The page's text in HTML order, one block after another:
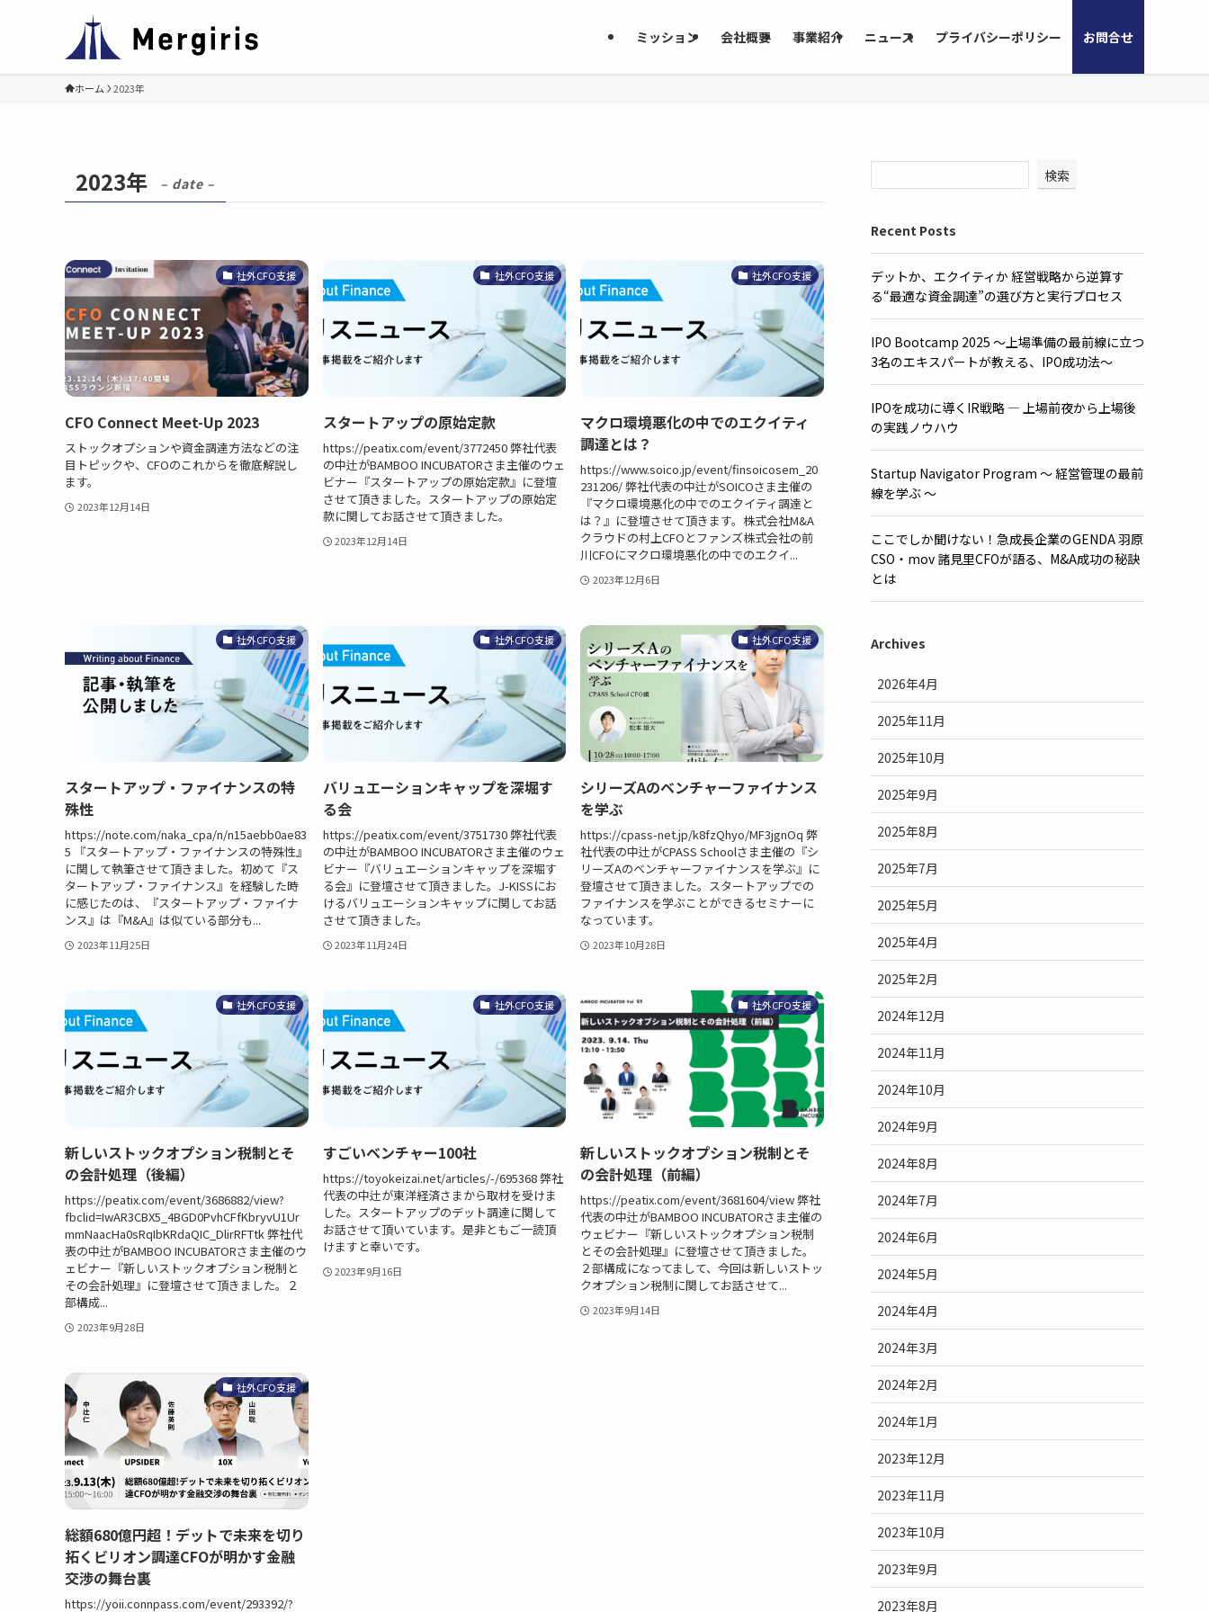
ミッション 会社概要 事業紹介 ニュース プライバシーポリシー お問合せ
ホーム 2023年
2023年 – date –
社外CFO支援
CFO Connect Meet-Up 2023
ストックオプションや資金調達方法などの注
目トピックや、CFOのこれからを徹底解説し
ます。
2023年12月14日
社外CFO支援
スタートアップの原始定款
https://peatix.com/event/3772450 弊社代表
の中辻がBAMBOO INCUBATORさま主催のウェ
ビナー『スタートアップの原始定款』に登壇
させて頂きました。スタートアップの原始定
款に関してお話させて頂きました。
2023年12月14日
社外CFO支援
マクロ環境悪化の中でのエクイティ
調達とは？
https://www.soico.jp/event/finsoicosem_20
231206/ 弊社代表の中辻がSOICOさま主催の
『マクロ環境悪化の中でのエクイティ調達と
は？』に登壇させて頂きます。株式会社M&A
クラウドの村上CFOとファンズ株式会社の前
川CFOにマクロ環境悪化の中でのエクイ...
2023年12月6日
社外CFO支援
スタートアップ・ファイナンスの特
殊性
https://note.com/naka_cpa/n/n15aebb0ae83
5 『スタートアップ・ファイナンスの特殊性』
に関して執筆させて頂きました。初めて『ス
タートアップ・ファイナンス』を経験した時
に感じたのは、『スタートアップ・ファイナ
ンス』は『M&A』は似ている部分も...
2023年11月25日
社外CFO支援
バリュエーションキャップを深堀す
る会
https://peatix.com/event/3751730 弊社代表
の中辻がBAMBOO INCUBATORさま主催のウェ
ビナー『バリュエーションキャップを深堀す
る会』に登壇させて頂きました。J-KISSにお
けるバリュエーションキャップに関してお話
させて頂きました。
2023年11月24日
社外CFO支援
シリーズAのベンチャーファイナンス
を学ぶ
https://cpass-net.jp/k8fzQhyo/MF3jgnOq 弊
社代表の中辻がCPASS Schoolさま主催の『シ
リーズAのベンチャーファイナンスを学ぶ』に
登壇させて頂きました。スタートアップでの
ファイナンスを学ぶことができるセミナーに
なっています。
2023年10月28日
社外CFO支援
新しいストックオプション税制とそ
の会計処理（後編）
https://peatix.com/event/3686882/view?
fbclid=IwAR3CBX5_4BGD0PvhCFfKbryvU1Ur
mmNaacHa0sRqIbKRdaQIC_DlirRFTtk 弊社代
表の中辻がBAMBOO INCUBATORさま主催のウ
ェビナー『新しいストックオプション税制と
その会計処理』に登壇させて頂きました。２
部構成...
2023年9月28日
社外CFO支援
すごいベンチャー100社
https://toyokeizai.net/articles/-/695368 弊社
代表の中辻が東洋経済さまから取材を受けま
した。スタートアップのデット調達に関して
お話させて頂いています。是非ともご一読頂
けますと幸いです。
2023年9月16日
社外CFO支援
新しいストックオプション税制とそ
の会計処理（前編）
https://peatix.com/event/3681604/view 弊社
代表の中辻がBAMBOO INCUBATORさま主催の
ウェビナー『新しいストックオプション税制
とその会計処理』に登壇させて頂きました。
２部構成になってまして、今回は新しいストッ
クオプション税制に関してお話させて...
2023年9月14日
社外CFO支援
総額680億円超！デットで未来を切り
拓くビリオン調達CFOが明かす金融
交渉の舞台裏
https://yoii.connpass.com/event/293392/?
検索
Recent Posts
デットか、エクイティか 経営戦略から逆算す
る“最適な資金調達”の選び方と実行プロセス
IPO Bootcamp 2025 ～上場準備の最前線に立つ
3名のエキスパートが教える、IPO成功法～
IPOを成功に導くIR戦略 ― 上場前夜から上場後
の実践ノウハウ
Startup Navigator Program 〜 経営管理の最前
線を学ぶ 〜
ここでしか聞けない！急成長企業のGENDA 羽原
CSO・mov 諸見里CFOが語る、M&A成功の秘訣
とは
Archives
2026年4月
2025年11月
2025年10月
2025年9月
2025年8月
2025年7月
2025年5月
2025年4月
2025年2月
2024年12月
2024年11月
2024年10月
2024年9月
2024年8月
2024年7月
2024年6月
2024年5月
2024年4月
2024年3月
2024年2月
2024年1月
2023年12月
2023年11月
2023年10月
2023年9月
2023年8月